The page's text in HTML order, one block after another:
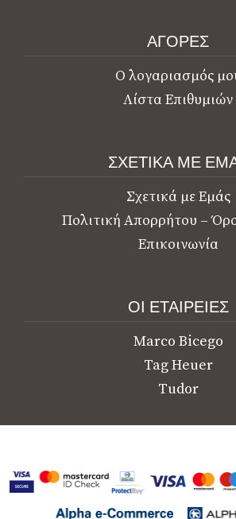
ΑΓΟΡΕΣ
Ο λογαριασμός
Λίστα Επιθυμιών
ΣΧΕΤΙΚΑ ΜΕ
Σχετικά με Εμάς
Πολιτική Απορρήτου –
Επικοινωνία
ΟΙ ΕΤΑΙΡΕΙΕΣ
Marco Bicego
Tag Heuer
Tudor